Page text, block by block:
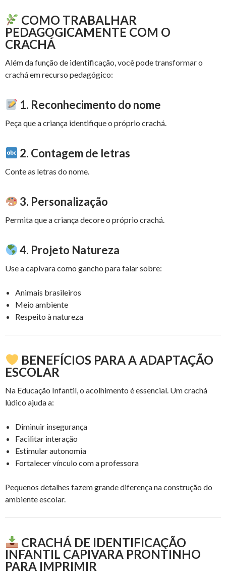
COMO TRABALHAR
PEDAGOGICAMENTE COM O
CRACHÁ
Além da função de identificação, você pode transformar o
crachá em recurso pedagógico:
1. Reconhecimento do nome
Peça que a criança identifique o próprio crachá.
2. Contagem de letras
Conte as letras do nome.
3. Personalização
Permita que a criança decore o próprio crachá.
4. Projeto Natureza
Use a capivara como gancho para falar sobre:
Animais brasileiros
Meio ambiente
Respeito à natureza
BENEFÍCIOS PARA A ADAPTAÇÃO
ESCOLAR
Na Educação Infantil, o acolhimento é essencial. Um crachá
lúdico ajuda a:
Diminuir insegurança
Facilitar interação
Estimular autonomia
Fortalecer vínculo com a professora
Pequenos detalhes fazem grande diferença na construção do
ambiente escolar.
CRACHÁ DE IDENTIFICAÇÃO
INFANTIL CAPIVARA PRONTINHO
PARA IMPRIMIR